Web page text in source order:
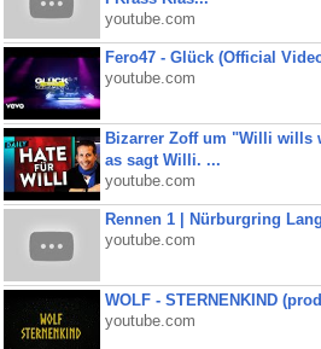
youtube.com
Fero47 - Glück (Official
youtube.com
Bizarrer Zoff um "Willi wills
as sagt Willi. ...
youtube.com
Rennen 1 | Nürburgring
youtube.com
WOLF - STERNENKIND
youtube.com